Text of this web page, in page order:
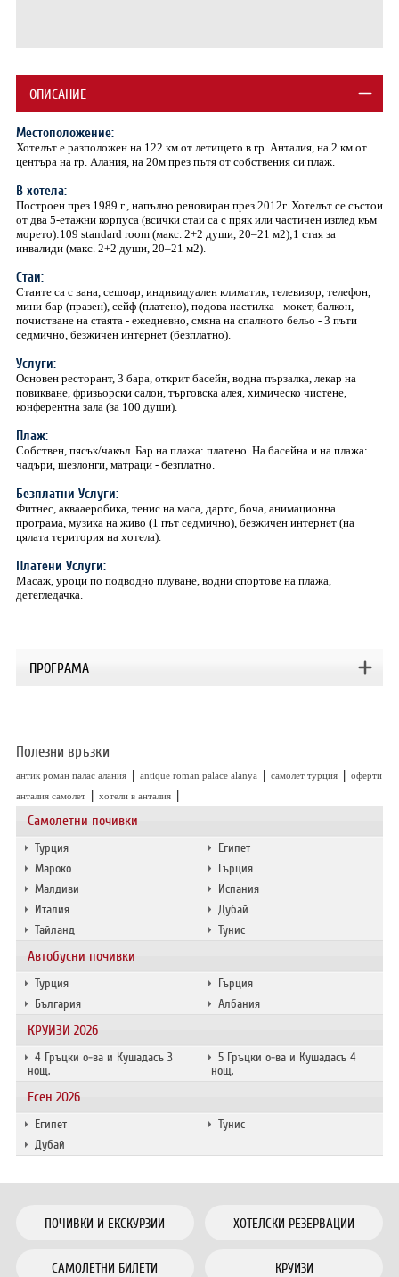
Самолетни почивки
Турция
Египет
Мароко
Гърция
Малдиви
Испания
Италия
Дубай
Тайланд
Тунис
Автобусни почивки
Турция
Гърция
България
Албания
КРУИЗИ 2026
4 Гръцки о-ва и Кушадасъ 3
нощ.
5 Гръцки о-ва и Кушадасъ 4
нощ.
Есен 2026
Египет
Тунис
Дубай
ОПИСАНИЕ
Местоположение:
Хотелът е разположен на 122 км от летището в гр. Анталия, на 2 км от
центъра на гр. Алания, на 20м през пътя от собствения си плаж.
В хотела:
Построен през 1989 г., напълно реновиран през 2012г. Хотелът се състои
от два 5-етажни корпуса (всички стаи са с пряк или частичен изглед към
морето):109 standard room (макс. 2+2 души, 20–21 м2);1 стая за
инвалиди (макс. 2+2 души, 20–21 м2).
Стаи:
Стаите са с вана, сешоар, индивидуален климатик, телевизор, телефон,
мини-бар (празен), сейф (платено), подова настилка - мокет, балкон,
почистване на стаята - ежедневно, смяна на спалното бельо - 3 пъти
седмично, безжичен интернет (безплатно).
Услуги:
Основен ресторант, 3 бара, открит басейн, водна пързалка, лекар на
повикване, фризьорски салон, търговска алея, химическо чистене,
конферентна зала (за 100 души).
Плаж:
Собствен, пясък/чакъл. Бар на плажа: платено. На басейна и на плажа:
чадъри, шезлонги, матраци - безплатно.
Безплатни Услуги:
Фитнес, аквааеробика, тенис на маса, дартс, боча, анимационна
програма, музика на живо (1 път седмично), безжичен интернет (на
цялата територия на хотела).
Платени Услуги:
Mасаж, уроци по подводно плуване, водни спортове на плажа,
детегледачка.
ПРОГРАМА
Полезни връзки
антик роман палас алания | antique roman palace alanya | самолет турция | оферти
анталия самолет | хотели в анталия |
ПОЧИВКИ И ЕКСКУРЗИИ ХОТЕЛСКИ РЕЗЕРВАЦИИ
САМОЛЕТНИ БИЛЕТИ КРУИЗИ